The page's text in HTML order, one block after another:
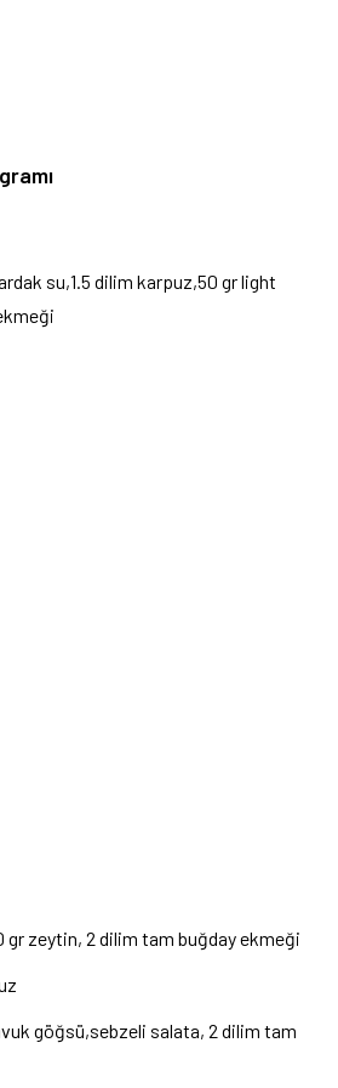
su,1.5 dilim karpuz,50 gr light
gr zeytin, 2 dilim tam buğday ekmeği
göğsü,sebzeli salata, 2 dilim tam